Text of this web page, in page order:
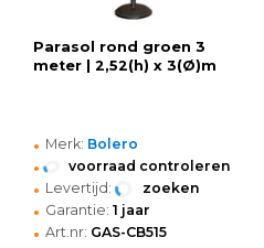
Parasol rond groen 3
meter | 2,52(h) x 3(Ø)m
• Merk: Bolero
• voorraad controleren
• Levertijd: zoeken
• Garantie: 1 jaar
• Art.nr: GAS-CB515